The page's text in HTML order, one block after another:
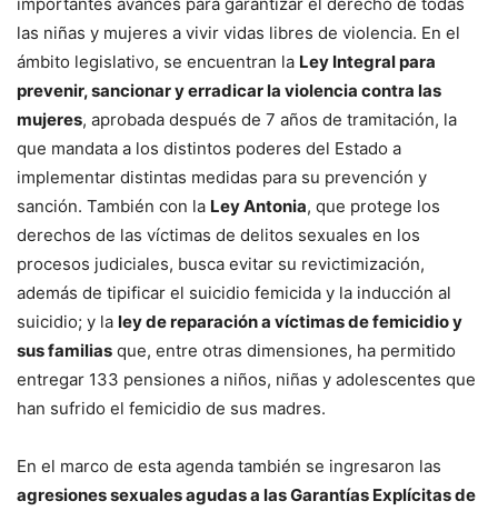
las niñas y mujeres a vivir vidas libres de violencia. En el
ámbito legislativo, se encuentran la Ley Integral para
prevenir, sancionar y erradicar la violencia contra las
mujeres, aprobada después de 7 años de tramitación, la
que mandata a los distintos poderes del Estado a
implementar distintas medidas para su prevención y
sanción. También con la Ley Antonia, que protege los
derechos de las víctimas de delitos sexuales en los
procesos judiciales, busca evitar su revictimización,
además de tipificar el suicidio femicida y la inducción al
suicidio; y la ley de reparación a víctimas de femicidio y
sus familias que, entre otras dimensiones, ha permitido
entregar 133 pensiones a niños, niñas y adolescentes que
han sufrido el femicidio de sus madres.
En el marco de esta agenda también se ingresaron las
agresiones sexuales agudas a las Garantías Explícitas de